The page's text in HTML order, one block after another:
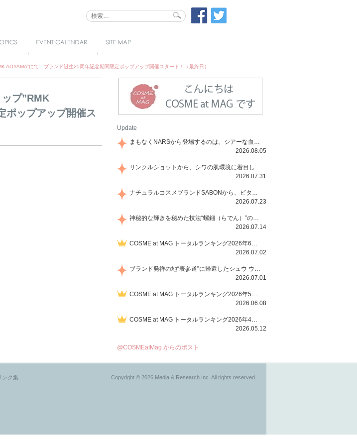
ップ
AOYAMA”にて、ブランド誕生25周年記念期間限定ポップアップ開催スタート！（最終日）
プ”RMK
ポップアップ開催ス
Update
まもなくNARSから登場するのは、シアーな血色感と高揚感が魅力の新作リキッドブラッシュ「インセイシャブル リキッドブラッシュ」と、ゴールデンアワーに染まる空にインスピレーションを得た「アフターグロー リップシャイン」の新色！夏をハックして！
2026.08.05
リンクルショットから、シワの肌環境に着目した初のローションとナイトクリームが登場！デイリーケアで、シワ特有の肌環境を改善し、シワが目立たない肌へと導きます。
2026.07.31
ナチュラルコスメブランドSABONから、ビタミンC配合のビタミンスムージーマスク「ラディアンスマスク」と、ペパーミントにオーガニックハーブを凝縮したジェルの涼感トリートメント美容液「スカルプセラム リフレッシング」が登場！日々のデイリーケアで、過酷な猛暑で疲れた肌や頭皮をサポート、心地よくリフレッシュし、優しく肌を整えます。
2026.07.23
神秘的な輝きを秘めた技法“螺鈿（らでん）”の多彩で多様な煌めきに着想を得たSUQQUの2026 秋 カラーコレクションから登場するのは、艶然と輝くアイシャドウや偏光パールを配したフェイスカラー、繊細なパールの煌めくネイル、そしてそれらを際立てる“朧げな艶”を秘めた新リクイドリップ「ブラー リクイド リップ」。強さを秘めたまろやかな洗練の表情に。
2026.07.14
COSME at MAG トータルランキング2026年6月号
2026.07.02
ブランド発祥の地“表参道”に帰還したシュウ ウエムラから、“骨格美“を叶えるクレヨンタイプのフェイスカラー「スカルプト クレヨン」と、ブランド初のリノベーションで進化した名品アイブロウ「ハード フォーミュラ ハード 10」が登場！
2026.07.01
COSME at MAG トータルランキング2026年5月号
2026.06.08
COSME at MAG トータルランキング2026年4月号
2026.05.12
@COSMEatMag からのポスト
ンク集 Copyright © 2026 Media & Research Inc. All rights reserved.